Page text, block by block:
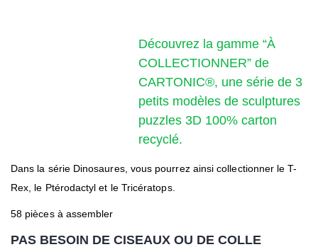
Découvrez la gamme “À
COLLECTIONNER” de
CARTONIC®, une série de 3
petits modèles de sculptures
puzzles 3D 100% carton
recyclé.
Dans la série Dinosaures, vous pourrez ainsi collectionner le T-
Rex, le Ptérodactyl et le Tricératops.
58 pièces à assembler
PAS BESOIN DE CISEAUX OU DE COLLE